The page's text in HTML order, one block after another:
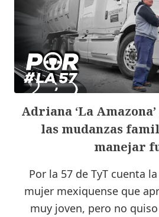
Adriana ‘La
las mudanzas
manejar
Por la 57 de TyT cuenta
mujer mexiquense que
muy joven, pero no